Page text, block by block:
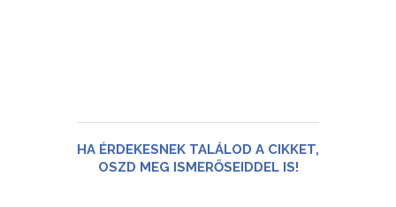
HA ÉRDEKESNEK TALÁLOD A CIKKET,
OSZD MEG ISMERŐSEIDDEL IS!